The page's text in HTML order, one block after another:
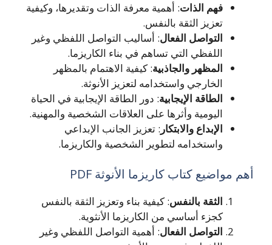
فهم الذات: أهمية معرفة الذات وتقديرها، وكيفية
تعزيز الثقة بالنفس.
التواصل الفعال: أساليب التواصل اللفظي وغير
اللفظي التي تساهم في بناء الكاريزما.
المظهر والجاذبية: كيفية الاهتمام بالمظهر
الخارجي واستخدامه لتعزيز الأنوثة.
الطاقة الإيجابية: دور الطاقة الإيجابية في الحياة
اليومية وأثرها على العلاقات الشخصية والمهنية.
الإبداع والابتكار : تعزيز الجانب الإبداعي
واستخدامه لتطوير الشخصية والكاريزما.
أهم مواضيع كتاب كاريزما الأنوثة PDF
الثقة بالنفس: كيفية بناء وتعزيز الثقة بالنفس
كجزء أساسي من الكاريزما الأنثوية.
التواصل الفعال: أهمية التواصل اللفظي وغير